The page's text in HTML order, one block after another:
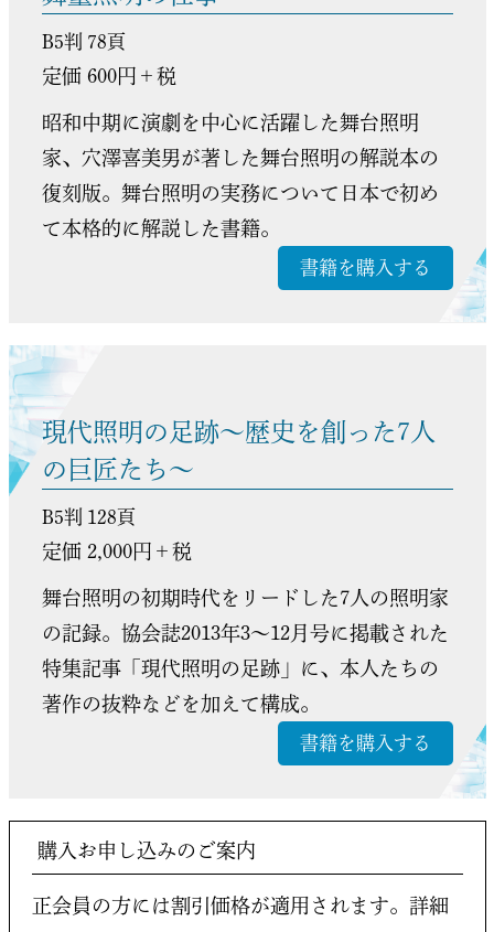
B5判 78頁
定価 600円＋税
昭和中期に演劇を中心に活躍した舞台照明
家、穴澤喜美男が著した舞台照明の解説本の
復刻版。舞台照明の実務について日本で初め
て本格的に解説した書籍。
書籍を購入する
現代照明の足跡～歴史を創った7人
の巨匠たち～
B5判 128頁
定価 2,000円＋税
舞台照明の初期時代をリードした7人の照明家
の記録。協会誌2013年3～12月号に掲載された
特集記事「現代照明の足跡」に、本人たちの
著作の抜粋などを加えて構成。
書籍を購入する
購入お申し込みのご案内
正会員の方には割引価格が適用されます。詳細